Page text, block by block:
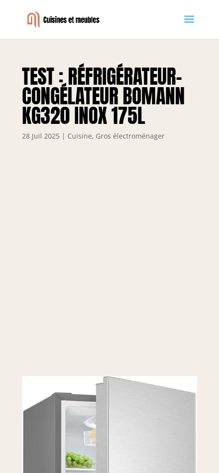
TEST : RÉFRIGÉRATEUR-
CONGÉLATEUR BOMANN
KG320 INOX 175L
28 Juil 2025 | Cuisine, Gros électroménager